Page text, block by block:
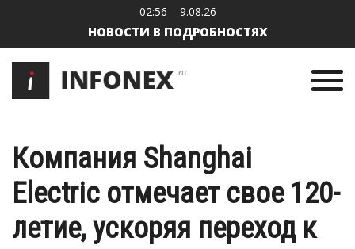
02:56 9.08.26
НОВОСТИ В ПОДРОБНОСТЯХ
Компания Shanghai
Electric отмечает свое 120-
летие, ускоряя переход к